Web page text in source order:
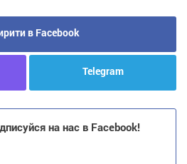
в Facebook
Telegram
на нас в Facebook!